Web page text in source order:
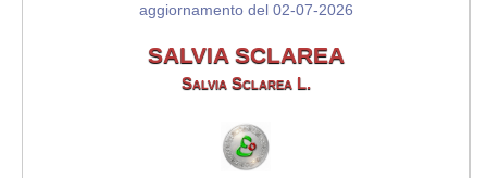
aggiornamento del 02-07-2026
SALVIA SCLAREA
Salvia Sclarea L.